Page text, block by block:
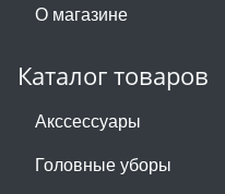
О магазине
Каталог товаров
Акссессуары
Головные уборы